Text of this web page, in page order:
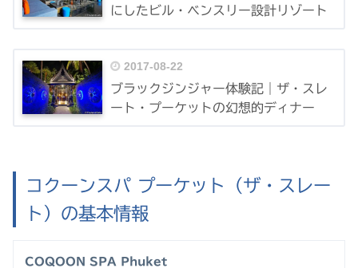
にしたビル・ベンスリー設計リゾート
2017-08-22
ブラックジンジャー体験記｜ザ・スレ
ート・プーケットの幻想的ディナー
コクーンスパ プーケット（ザ・スレー
ト）の基本情報
COQOON SPA Phuket